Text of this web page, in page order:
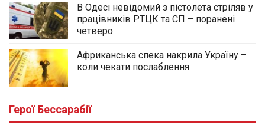
В Одесі невідомий з пістолета стріляв у
працівників РТЦК та СП – поранені
четверо
Африканська спека накрила Україну –
коли чекати послаблення
Герої Бессарабії
У центральному сквері Болграда
облаштовують Алею Слави полеглих
Героїв громади
03.08.2026